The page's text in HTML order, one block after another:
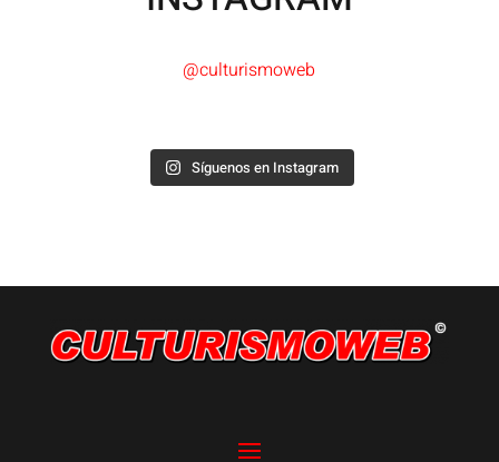
@culturismoweb
Síguenos en Instagram